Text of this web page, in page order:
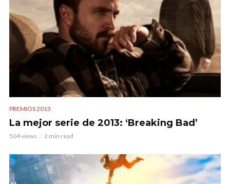
PREMIOS 2013
La mejor serie de 2013: ‘Breaking Bad’
504 views 2 min read